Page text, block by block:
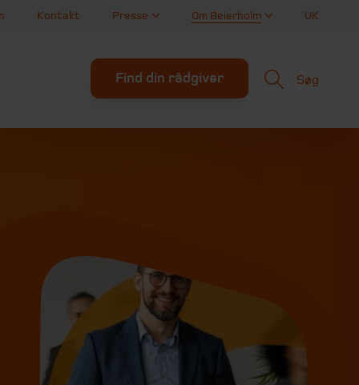
Kontakt Presse Om Beierholm UK
Find din rådgiver Søg